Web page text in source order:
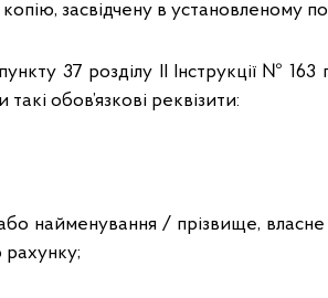
засвідчену в установленому
37 розділу ІІ Інструкції № 163
обов’язкові реквізити:
найменування / прізвище, власне
рахунку;